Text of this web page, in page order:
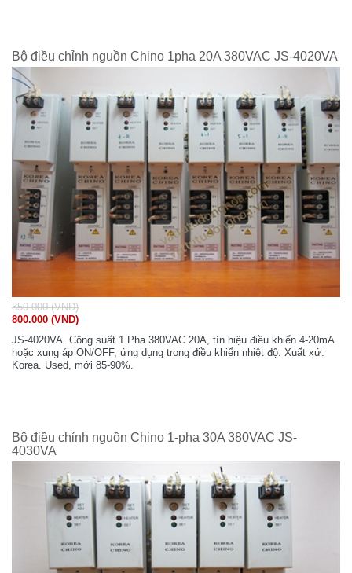
Bộ điều chỉnh nguồn Chino 1pha 20A 380VAC JS-4020VA
850.000 (VND)
800.000 (VND)
JS-4020VA. Công suất 1 Pha 380VAC 20A, tín hiệu điều khiển 4-20mA
hoặc xung áp ON/OFF, ứng dụng trong điều khiển nhiệt độ. Xuất xứ:
Korea. Used, mới 85-90%.
Bộ điều chỉnh nguồn Chino 1-pha 30A 380VAC JS-
4030VA